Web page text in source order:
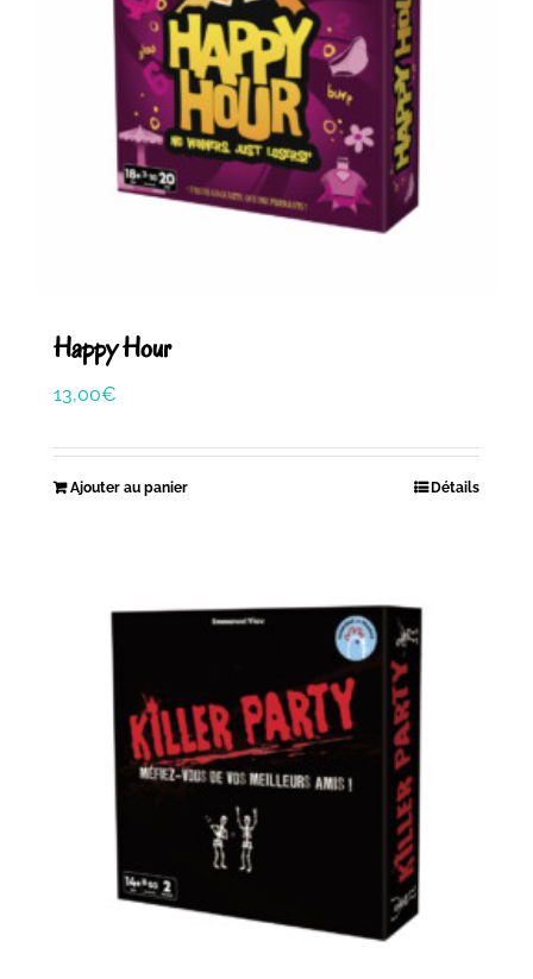
Happy Hour
13,00€
Ajouter au panier Détails